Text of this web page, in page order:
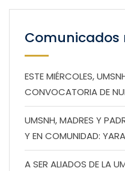
Comunicados
ESTE MIÉRCOLES,
CONVOCATORIA DE
UMSNH, MADRES Y
Y EN COMUNIDAD:
A SER ALIADOS DE LA